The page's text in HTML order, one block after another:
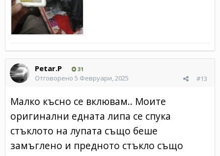
Petar.P 31
#13
Отговорено 5 Февруари, 2025
Малко късно се вклювам.. Моите
оригинални едната липа се спука
стъклото на лупата също беше
замъглено и предното стъкло също